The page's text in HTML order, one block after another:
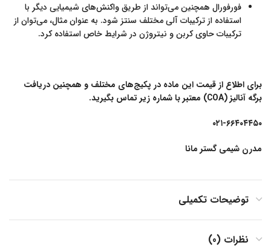
فورفورال همچنین می‌تواند از طریق واکنش‌های شیمیایی دیگر با
استفاده از ترکیبات آلی مختلف سنتز شود. به عنوان مثال، می‌توان از
ترکیبات حاوی کربن و نیتروژن در شرایط خاص استفاده کرد.
برای اطلاع از قیمت این ماده در پکیج‌های مختلف و همچنین دریافت
برگه آنالیز (COA) معتبر با شماره زیر تماس بگیرید.
۰۲۱-۶۶۴۰۴۴۵۰
مدرن شیمی گستر مانا
توضیحات تکمیلی
نظرات (0)